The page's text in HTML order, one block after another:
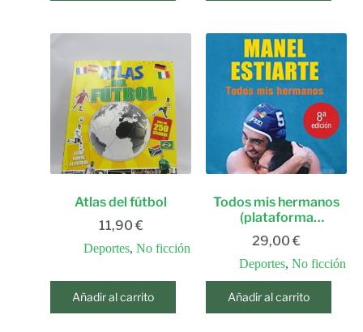
Atlas del fútbol
11,90 €
Deportes, No ficción
Añadir al carrito
Todos mis hermanos
(plataforma
testimonio) (spanish
edition)
29,00 €
Deportes, No ficción
Añadir al carrito